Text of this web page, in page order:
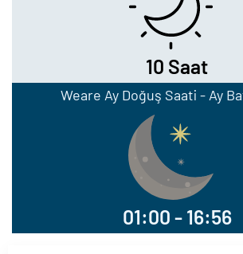
10 Saat
Weare Ay Doğuş Saati - Ay
01:00 - 16:56